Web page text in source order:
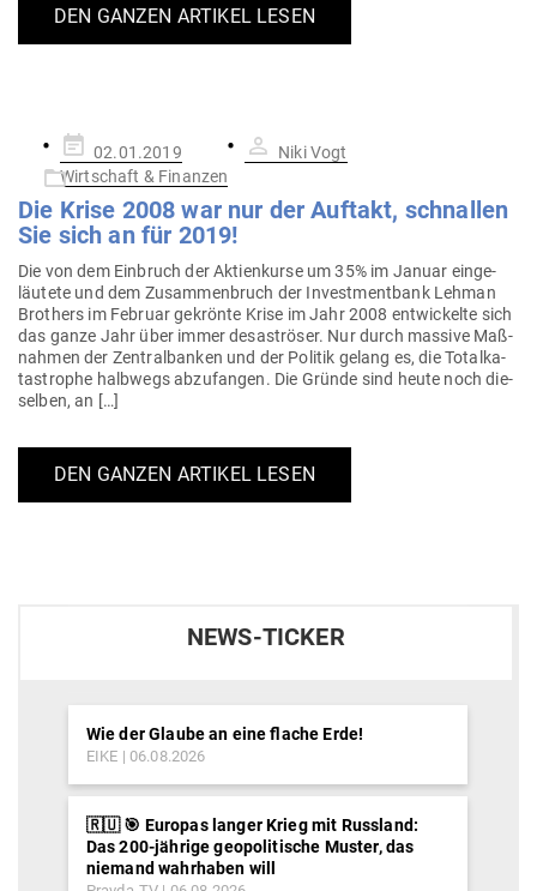
DEN GANZEN ARTIKEL LESEN
Gepostet
am
02.01.2019
Niki Vogt
Wirtschaft & Finanzen
Die Krise 2008 war nur der Auftakt, schnallen
Sie sich an für 2019!
Die von dem Ein­bruch der Akti­en­kurse um 35% im Januar ein­ge­
läutete und dem Zusam­men­bruch der Invest­mentbank Lehman
Brothers im Februar gekrönte Krise im Jahr 2008 ent­wi­ckelte sich
das ganze Jahr über immer desas­tröser. Nur durch massive Maß­
nahmen der Zen­tral­banken und der Politik gelang es, die Total­ka­
ta­strophe halbwegs abzu­fangen. Die Gründe sind heute noch die­
selben, an […]
DEN GANZEN ARTIKEL LESEN
NEWS-TICKER
Wie der Glaube an eine flache Erde!
EIKE 06.08.2026
🇷🇺 🎯 Europas langer Krieg mit Russland:
Das 200-jährige geopolitische Muster, das
niemand wahrhaben will